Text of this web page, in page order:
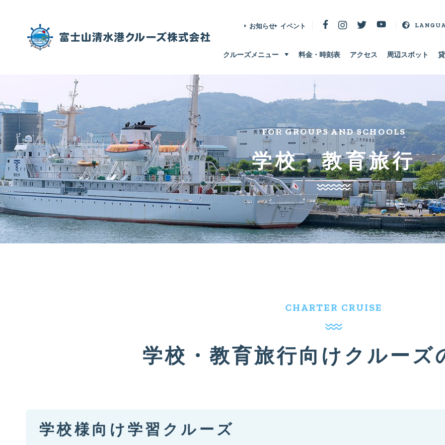
お知らせ イベント
クルーズメニュー 料金・時刻表 アクセス 周辺スポット
FOR GROUPS AND SCHOOLS
学校・教育旅行
CHARTER CRUISE
学校・教育旅行向け クルーズ
学校様向け学習クルーズ